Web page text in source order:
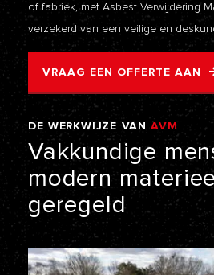
of fabriek, met Asbest Verwijdering
verzekerd van een veilige en
VRAAG EEN OFFERTE AAN
DE WERKWIJZE VAN AVM
Vakkundige
modern
geregeld
VOLLEDIGE WERKWIJZE